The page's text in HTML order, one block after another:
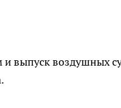
и выпуск воздушных